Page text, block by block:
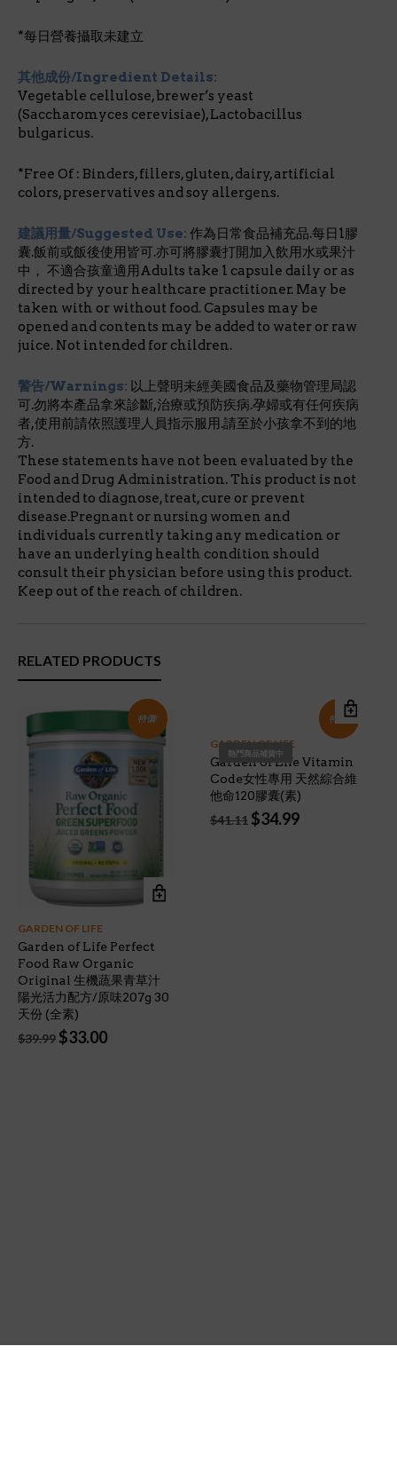
*每日營養攝取未建立
其他成份/Ingredient Details:
Vegetable cellulose, brewer’s yeast
(Saccharomyces cerevisiae), Lactobacillus
bulgaricus.
*Free Of : Binders, fillers, gluten, dairy, artificial
colors, preservatives and soy allergens.
建議用量/Suggested Use: 作為日常食品補充品.每日1膠
囊.飯前或飯後使用皆可.亦可將膠囊打開加入飲用水或果汁
中， 不適合孩童適用Adults take 1 capsule daily or as
directed by your healthcare practitioner. May be
taken with or without food. Capsules may be
opened and contents may be added to water or raw
juice. Not intended for children.
警告/Warnings: 以上聲明未經美國食品及藥物管理局認
可.勿將本產品拿來診斷,治療或預防疾病.孕婦或有任何疾病
者,使用前請依照護理人員指示服用.請至於小孩拿不到的地
方.
These statements have not been evaluated by the
Food and Drug Administration. This product is not
intended to diagnose, treat, cure or prevent
disease.Pregnant or nursing women and
individuals currently taking any medication or
have an underlying health condition should
consult their physician before using this product.
Keep out of the reach of children.
RELATED PRODUCTS
特價!
GARDEN OF LIFE
Garden of Life Perfect
Food Raw Organic
Original 生機蔬果青草汁
陽光活力配方/原味207g 30
天份 (全素)
$39.99 Original
$33.00Current
特價!
熱門商品補貨中
GARDEN OF LIFE
Garden of Life Vitamin
Code女性專用 天然綜合維
他命120膠囊(素)
$41.11 Original
$34.99Current